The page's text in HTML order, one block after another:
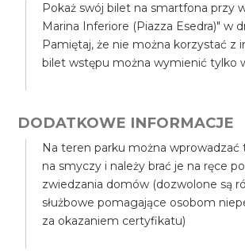
Pokaż swój bilet na smartfona przy
Marina Inferiore (Piazza Esedra)" w
Pamiętaj, że nie można korzystać z
bilet wstępu można wymienić tylko
DODATKOWE INFORMACJE
Na teren parku można wprowadzać
na smyczy i należy brać je na ręce
zwiedzania domów (dozwolone są
służbowe pomagające osobom
za okazaniem certyfikatu)